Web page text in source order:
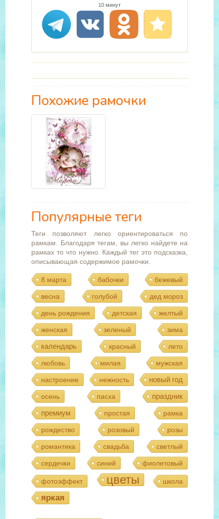
10 минут
Похожие рамочки
Популярные теги
Теги позволяют легко ориентироваться по
рамкам. Благодаря тегам, вы легко найдете на
рамках то что нужно. Каждый тег это подсказка,
описывающая содержимое рамочки.
8 марта бабочки бежевый
весна голубой дед мороз
день рождения детская желтый
женская зеленый зима
календарь красный лето
любовь милая мужская
настроение нежность новый год
осень пасха
праздник
премиум
простая рамка
рождество розовый розы
романтика свадьба светлый
сердечки синий фиолетовый
фотоэффект цветы школа
яркая